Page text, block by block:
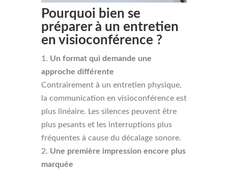
Pourquoi bien se
préparer à un entretien
en visioconférence ?
Un format qui demande une
approche différente
Contrairement à un entretien physique,
la communication en visioconférence est
plus linéaire. Les silences peuvent être
plus pesants et les interruptions plus
fréquentes à cause du décalage sonore.
Une première impression encore plus
marquée